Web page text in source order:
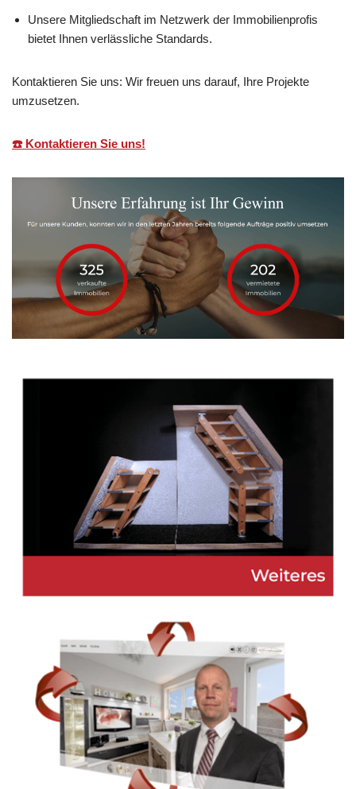
Unsere Mitgliedschaft im Netzwerk der Immobilienprofis
bietet Ihnen verlässliche Standards.
Kontaktieren Sie uns: Wir freuen uns darauf, Ihre Projekte
umzusetzen.
☎️ Kontaktieren Sie uns!